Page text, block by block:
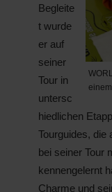
Begleite
t wurde
er auf
seiner
Tour in
untersc
hiedlichen
Tourguides, die
bei seiner Tour
kennengelernt
Charme und